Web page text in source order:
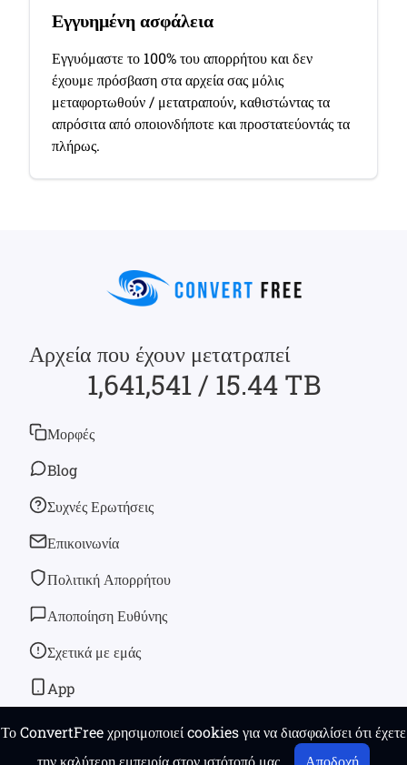
Εγγυημένη ασφάλεια
Εγγυόμαστε το 100% του απορρήτου και δεν
έχουμε πρόσβαση στα αρχεία σας μόλις
μεταφορτωθούν / μετατραπούν, καθιστώντας τα
απρόσιτα από οποιονδήποτε και προστατεύοντάς τα
πλήρως.
Το ConvertFree χρησιμοποιεί cookies για να διασφαλίσει ότι έχετε
την καλύτερη εμπειρία στον ιστότοπό μας.
Αποδοχή
Αρχεία που έχουν μετατραπεί
1,641,541 / 15.44 TB
Μορφές
Blog
Συχνές Ερωτήσεις
Επικοινωνία
Πολιτική Απορρήτου
Αποποίηση Ευθύνης
Σχετικά με εμάς
App
© 2026convertfree.com Ολα τα δικαιώματα διατηρούνται